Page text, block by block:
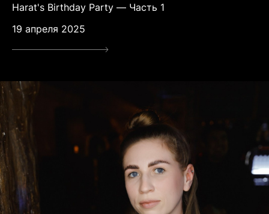
Harat's Birthday Party — Часть 1
19 апреля 2025